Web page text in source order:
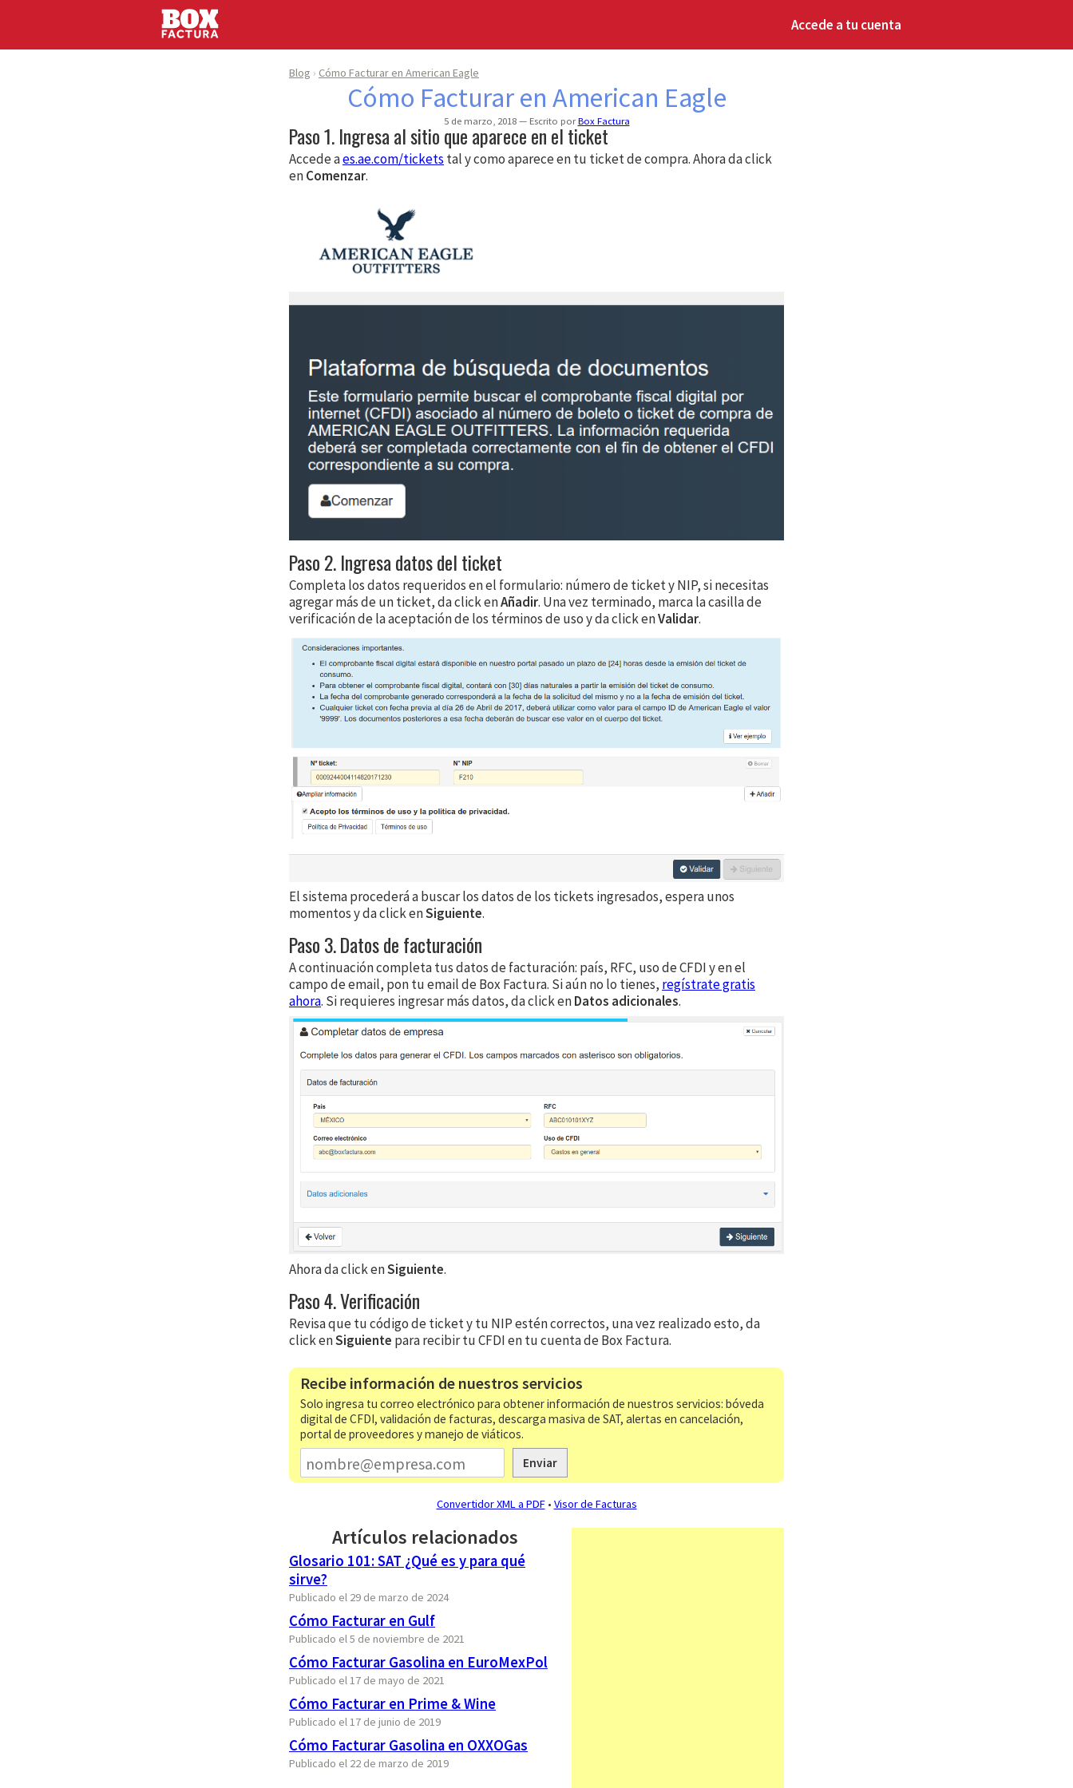
Accede a tu cuenta
Blog Cómo Facturar en American Eagle
Cómo Facturar en American Eagle
5 de marzo, 2018 Escrito porBox Factura
Paso 1. Ingresa al sitio que aparece en el ticket
Accede aes.ae.com/tickets tal y como aparece en tu ticket de compra. Ahora da click
enComenzar.
Paso 2. Ingresa datos del ticket
Completa los datos requeridos en el formulario: número de ticket y NIP, si necesitas
agregar más de un ticket, da click enAñadir. Una vez terminado, marca la casilla de
verificación de la aceptación de los términos de uso y da click enValidar.
El sistema procederá a buscar los datos de los tickets ingresados, espera unos
momentos y da click enSiguiente.
Paso 3. Datos de facturación
A continuación completa tus datos de facturación: país, RFC, uso de CFDI y en el
campo de email, pon tu email de Box Factura. Si aún no lo tienes, regístrate gratis
ahora. Si requieres ingresar más datos, da click enDatos adicionales.
Ahora da click enSiguiente.
Paso 4. Verificación
Revisa que tu código de ticket y tu NIP estén correctos, una vez realizado esto, da
click enSiguiente para recibir tu CFDI en tu cuenta de Box Factura.
Recibe información de nuestros servicios
Solo ingresa tu correo electrónico para obtener información de nuestros servicios: bóveda
digital de CFDI, validación de facturas, descarga masiva de SAT, alertas en cancelación,
portal de proveedores y manejo de viáticos.
Enviar
Convertidor XML a PDF• Visor de Facturas
Artículos relacionados
Glosario 101: SAT ¿Qué es y para qué
sirve?
Publicado el 29 de marzo de 2024
Cómo Facturar en Gulf
Publicado el 5 de noviembre de 2021
Cómo Facturar Gasolina en EuroMexPol
Publicado el 17 de mayo de 2021
Cómo Facturar en Prime & Wine
Publicado el 17 de junio de 2019
Cómo Facturar Gasolina en OXXOGas
Publicado el 22 de marzo de 2019